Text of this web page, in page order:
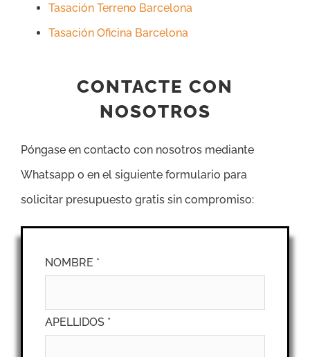
Tasación Terreno Barcelona
Tasación Oficina Barcelona
CONTACTE CON
NOSOTROS
Póngase en contacto con nosotros mediante
Whatsapp o en el siguiente formulario para
solicitar presupuesto gratis sin compromiso:
NOMBRE *
APELLIDOS *